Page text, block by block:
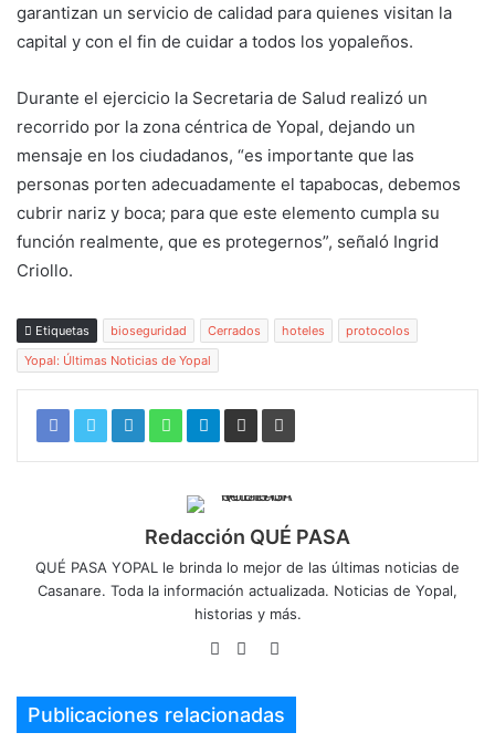
garantizan un servicio de calidad para quienes visitan la
capital y con el fin de cuidar a todos los yopaleños.
Durante el ejercicio la Secretaria de Salud realizó un
recorrido por la zona céntrica de Yopal, dejando un
mensaje en los ciudadanos, “es importante que las
personas porten adecuadamente el tapabocas, debemos
cubrir nariz y boca; para que este elemento cumpla su
función realmente, que es protegernos”, señaló Ingrid
Criollo.
Etiquetas bioseguridad Cerrados hoteles
protocolos
Yopal: Últimas Noticias de Yopal
Redacción QUÉ PASA
QUÉ PASA YOPAL le brinda lo mejor de las últimas noticias de
Casanare. Toda la información actualizada. Noticias de Yopal,
historias y más.
Sitio Facebook
Twitter
Publicaciones relacionadas